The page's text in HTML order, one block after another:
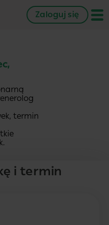
Zaloguj się
termin
i termin